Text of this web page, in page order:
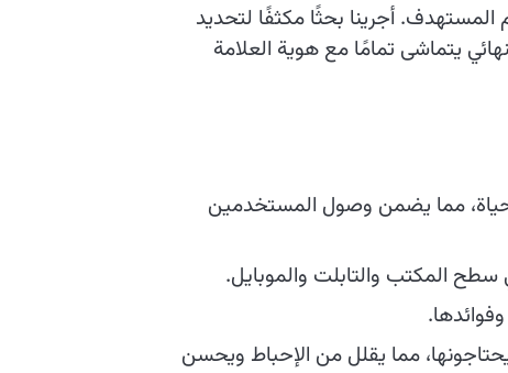
أجرينا بحثًا مكثفًا لتحديد
يتماشى تمامًا مع هوية العلامة
مما يضمن وصول المستخدمين
المكتب والتابلت والموبايل.
مما يقلل من الإحباط ويحسن